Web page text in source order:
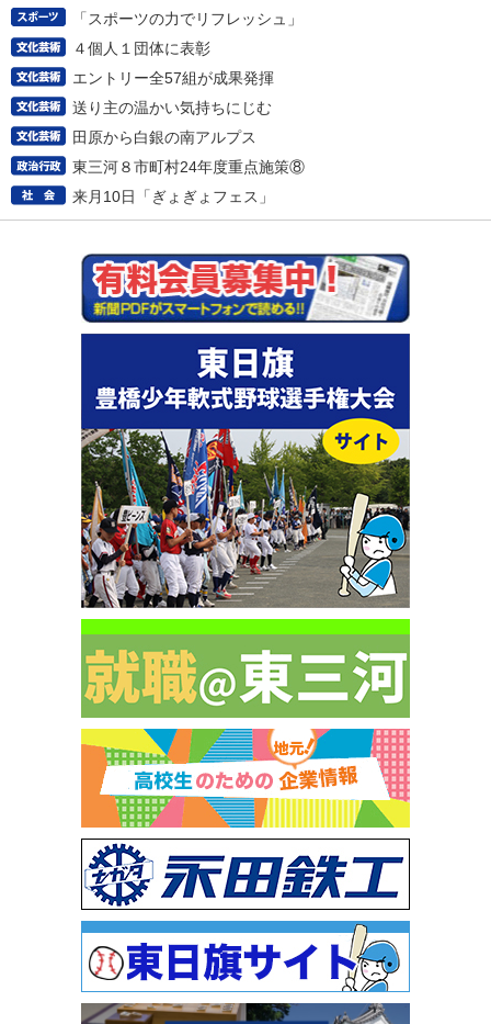
「スポーツの力でリフレッシュ」
４個人１団体に表彰
エントリー全57組が成果発揮
送り主の温かい気持ちにじむ
田原から白銀の南アルプス
東三河８市町村24年度重点施策⑧
来月10日「ぎょぎょフェス」